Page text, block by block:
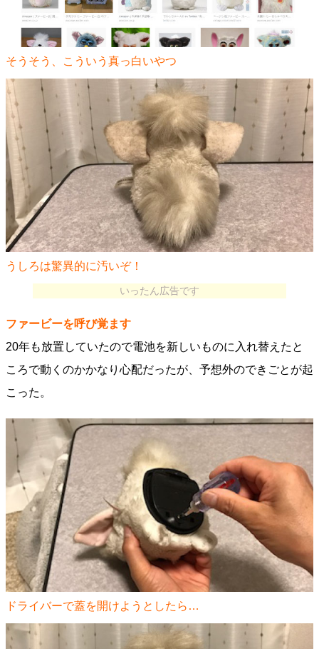
そうそう、こういう真っ白いやつ
うしろは驚異的に汚いぞ！
いったん広告です
ファービーを呼び覚ます
20年も放置していたので電池を新しいものに入れ替えたと
ころで動くのかかなり心配だったが、予想外のできごとが起
こった。
ドライバーで蓋を開けようとしたら…